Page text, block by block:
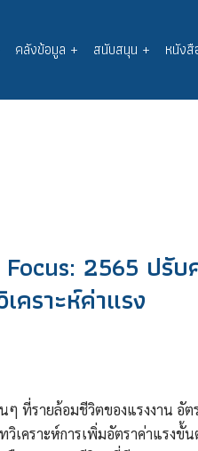
คลังข้อมูล + สนับสนุน + หนัง
Focus: 2565 ปรั
คราะห์ค่าแรง
ๆ ที่รายล้อมชีวิตของแรงงาน อัต
เคราะห์การเพิ่มอัตราค่าแรงขั้